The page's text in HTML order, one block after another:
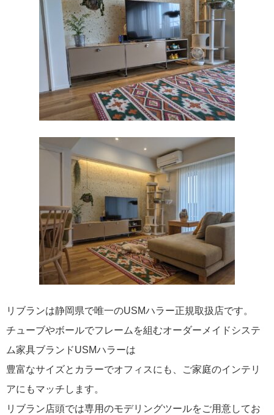
リブランは静岡県で唯一のUSMハラー正規取扱店です。
チューブやボールでフレームを組むオーダーメイドシステ
ム家具ブランドUSMハラーは
豊富なサイズとカラーでオフィスにも、ご家庭のインテリ
アにもマッチします。
リブラン店頭では専用のモデリングツールをご用意してお